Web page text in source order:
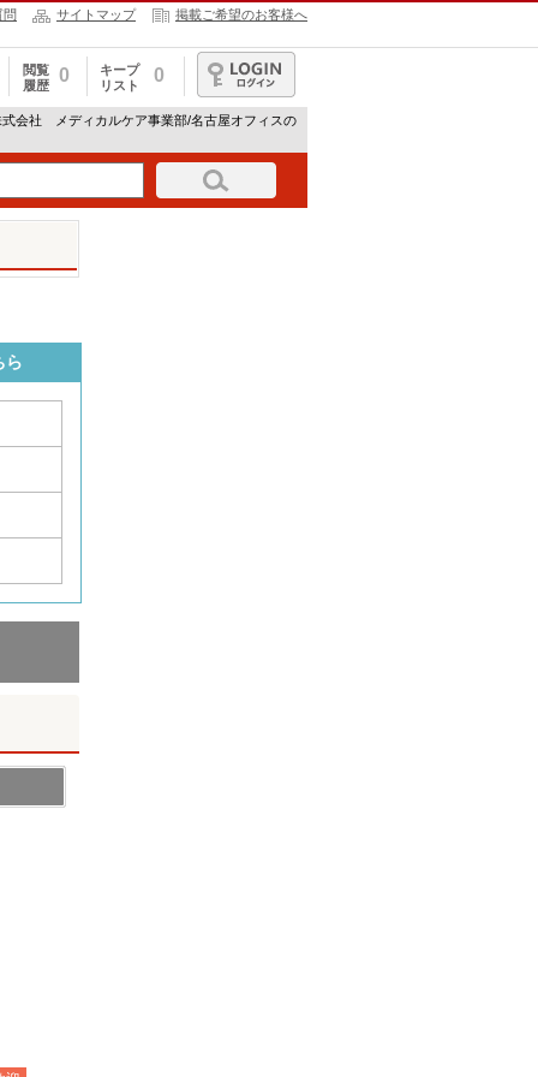
問 サイトマップ 掲載ご希望のお客様へ
閲覧
履歴
0
キープ
リスト
0
ログイン
式会社 メディカルケア事業部/名古屋オフィスの
ら